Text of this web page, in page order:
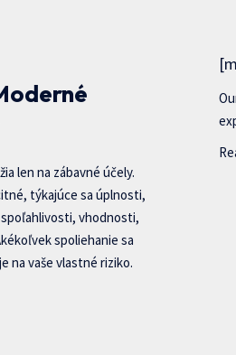
len na zábavné účely.
týkajúce sa úplnosti,
vhodnosti,
spoliehanie sa
na vaše vlastné riziko.